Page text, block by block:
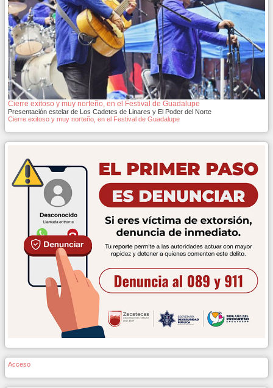
Cierre exitoso y muy norteño, en el Festival de Guadalupe
Presentación estelar de Los Cadetes de Linares y El Poder del Norte
Cierre exitoso y muy norteño, en el Festival de Guadalupe
Acceso